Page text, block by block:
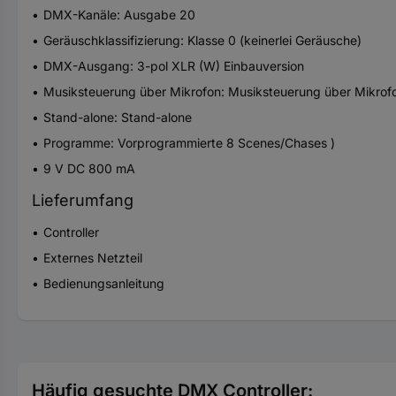
DMX-Kanäle: Ausgabe 20
Geräuschklassifizierung: Klasse 0 (keinerlei Geräusche)
DMX-Ausgang: 3-pol XLR (W) Einbauversion
Musiksteuerung über Mikrofon: Musiksteuerung über
Stand-alone: Stand-alone
Programme: Vorprogrammierte 8 Scenes/Chases )
9 V DC 800 mA
Lieferumfang
Controller
Externes Netzteil
Bedienungsanleitung
Häufig gesuchte DMX Controller: